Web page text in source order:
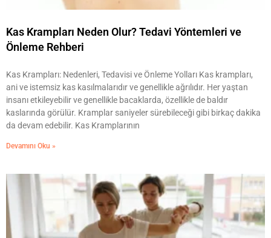
Kas Krampları Neden Olur? Tedavi Yöntemleri ve
Önleme Rehberi
Kas Krampları: Nedenleri, Tedavisi ve Önleme Yolları Kas krampları,
ani ve istemsiz kas kasılmalarıdır ve genellikle ağrılıdır. Her yaştan
insanı etkileyebilir ve genellikle bacaklarda, özellikle de baldır
kaslarında görülür. Kramplar saniyeler sürebileceği gibi birkaç dakika
da devam edebilir. Kas Kramplarının
Devamını Oku »